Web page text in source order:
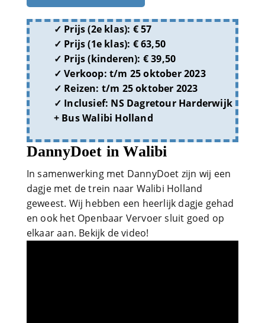
Prijs (2e klas): € 57
Prijs (1e klas): € 63,50
Prijs (kinderen): € 39,50
Verkoop: t/m 25 oktober 2023
Reizen: t/m 25 oktober 2023
Inclusief: NS Dagretour Harderwijk
+ Bus Walibi Holland
DannyDoet in Walibi
In samenwerking met DannyDoet zijn wij een
dagje met de trein naar Walibi Holland
geweest. Wij hebben een heerlijk dagje gehad
en ook het Openbaar Vervoer sluit goed op
elkaar aan. Bekijk de video!